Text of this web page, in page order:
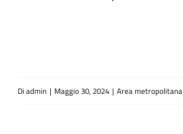
Di admin | Maggio 30, 2024 | Area metropolitana